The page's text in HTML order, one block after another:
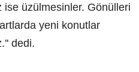
ise üzülmesinler. Gönülleri
yeni konutlar
dedi.